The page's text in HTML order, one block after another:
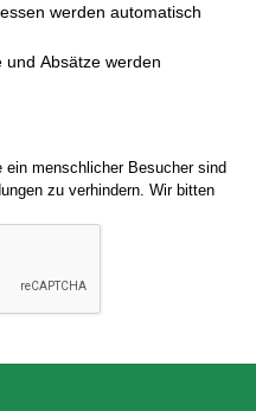
werden automatisch
Absätze werden
ein menschlicher Besucher sind
zu verhindern. Wir bitten